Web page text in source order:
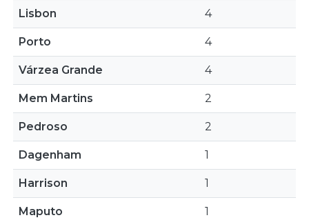
Lisbon 4
Porto 4
Várzea Grande 4
Mem Martins 2
Pedroso 2
Dagenham 1
Harrison 1
Maputo 1